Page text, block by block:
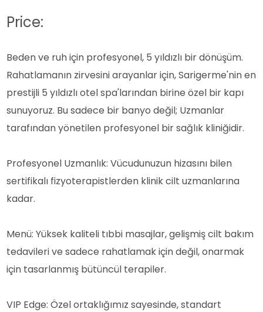
Price:
Beden ve ruh için profesyonel, 5 yıldızlı bir dönüşüm.
Rahatlamanın zirvesini arayanlar için, Sarigerme'nin en
prestijli 5 yıldızlı otel spa'larından birine özel bir kapı
sunuyoruz. Bu sadece bir banyo değil; Uzmanlar
tarafından yönetilen profesyonel bir sağlık kliniğidir.
Profesyonel Uzmanlık: Vücudunuzun hizasını bilen
sertifikalı fizyoterapistlerden klinik cilt uzmanlarına
kadar.
Menü: Yüksek kaliteli tıbbi masajlar, gelişmiş cilt bakım
tedavileri ve sadece rahatlamak için değil, onarmak
için tasarlanmış bütüncül terapiler.
VIP Edge: Özel ortaklığımız sayesinde, standart